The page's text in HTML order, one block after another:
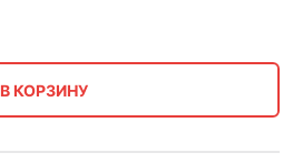
В КОРЗИНУ